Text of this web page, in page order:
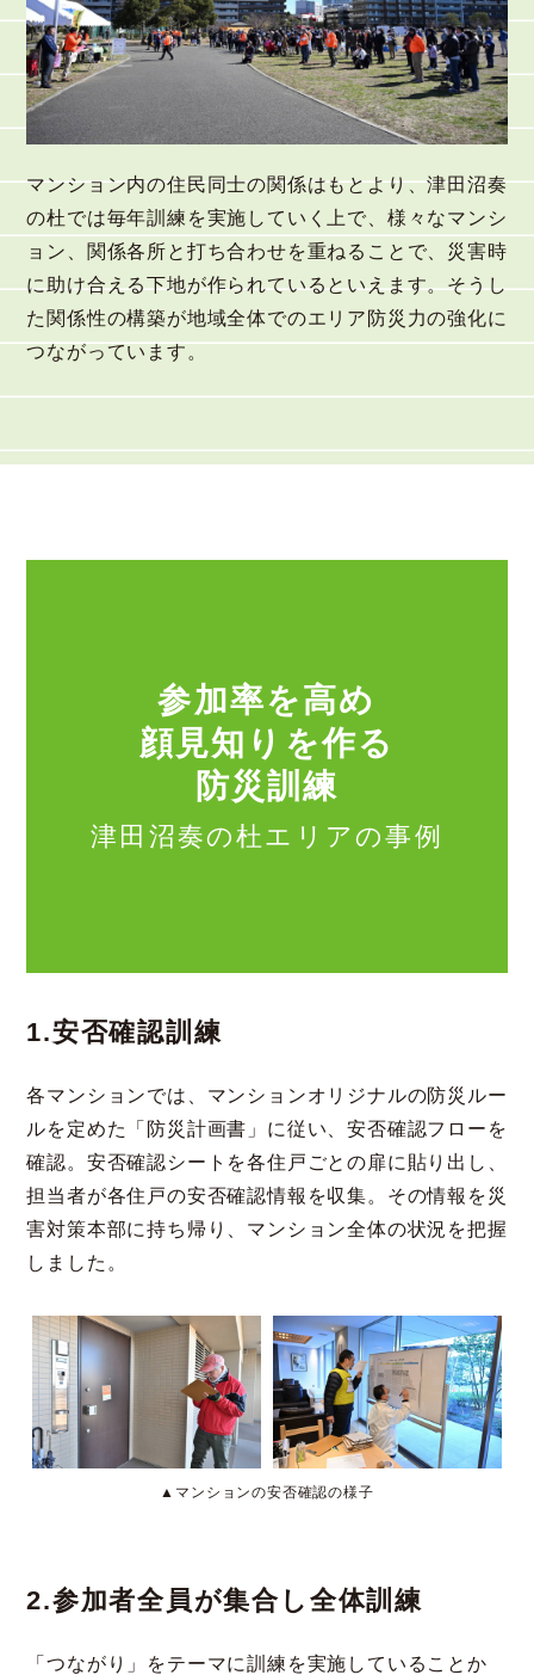
マンション内の住民同士の関係はもとより、津田沼奏
の杜では毎年訓練を実施していく上で、様々なマンシ
ョン、関係各所と打ち合わせを重ねることで、災害時
に助け合える下地が作られているといえます。そうし
た関係性の構築が地域全体でのエリア防災力の強化に
つながっています。
参加率を高め
顔見知りを作る
防災訓練
津田沼奏の杜エリアの事例
1.安否確認訓練
各マンションでは、マンションオリジナルの防災ルー
ルを定めた「防災計画書」に従い、安否確認フローを
確認。安否確認シートを各住戸ごとの扉に貼り出し、
担当者が各住戸の安否確認情報を収集。その情報を災
害対策本部に持ち帰り、マンション全体の状況を把握
しました。
▲マンションの安否確認の様子
2.参加者全員が集合し全体訓練
「つながり」をテーマに訓練を実施していることか